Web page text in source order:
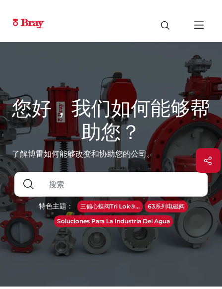
您好，我们如何能够帮
助您？
了解博雷如何能够改变和协助您的公司。
特色主题： 三偏心蝶阀Tri Lok®...
63系列电磁阀
Soluciones Para La Industria Del Agua